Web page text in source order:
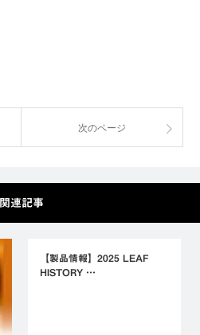
次のページ
関連記事
【製品情報】2025 LEAF
HISTORY …